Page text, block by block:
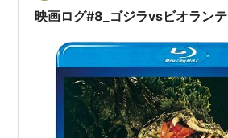
enumasudarhtn.hatenablog.com ※
映画ログ#8_ゴジラvsビオランテ